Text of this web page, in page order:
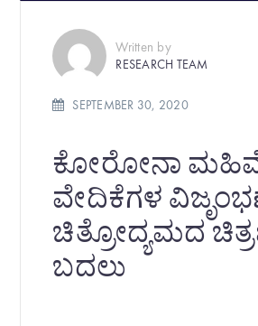
Written by
RESEARCH TEAM
SEPTEMBER 30, 2020
ಕೋರೋನಾ
ವೇದಿಕೆಗಳ
ಚಿತ್ರೋದ್ಯಮದ
ಬದಲು